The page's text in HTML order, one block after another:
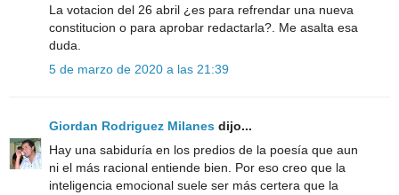
La votacion del 26 abril ¿es para refrendar una nueva
constitucion o para aprobar redactarla?. Me asalta esa
duda.
5 de marzo de 2020 a las 21:39
Giordan Rodriguez Milanes dijo...
Hay una sabiduría en los predios de la poesía que aun
ni el más racional entiende bien. Por eso creo que la
inteligencia emocional suele ser más certera que la